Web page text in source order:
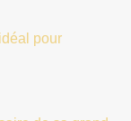
pour